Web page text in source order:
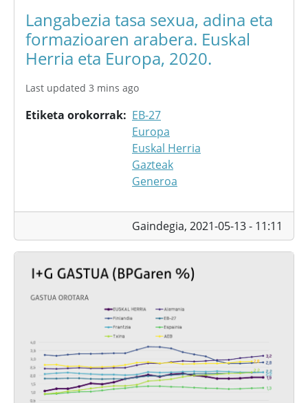
Langabezia tasa sexua, adina eta
formazioaren arabera. Euskal
Herria eta Europa, 2020.
Last updated 3 mins ago
Etiketa orokorrak
EB-27
Europa
Euskal Herria
Gazteak
Generoa
Gaindegia, 2021-05-13 - 11:11